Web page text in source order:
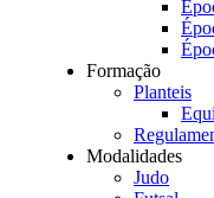
Formação
Planteis
Modalidades
Judo